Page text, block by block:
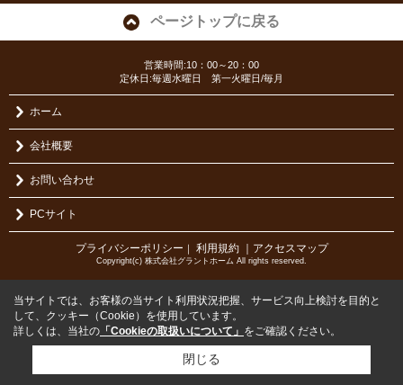
ページトップに戻る
営業時間:10：00～20：00
定休日:毎週水曜日 第一火曜日/毎月
ホーム
会社概要
お問い合わせ
PCサイト
プライバシーポリシー ｜ 利用規約 ｜アクセスマップ
Copyright(c) 株式会社グラントホーム All rights reserved.
当サイトでは、お客様の当サイト利用状況把握、サービス向上検討を目的と
して、クッキー（Cookie）を使用しています。
詳しくは、当社の 「Cookieの取扱いについて」 をご確認ください。
閉じる